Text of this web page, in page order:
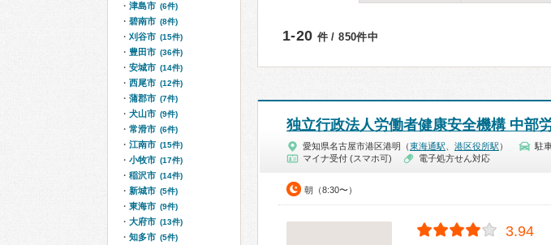
1-20 件 / 850件中
独立行政法人労働者健康安全機構 中部
愛知県名古屋市港区港明（東海通駅 港区役所駅 ） 駐
マイナ受付 (スマホ可)
電子処方せん対応
朝（8:30〜）
3.94
津島市 (6件)
碧南市 (8件)
刈谷市 (15件)
豊田市 (36件)
安城市 (14件)
西尾市 (12件)
蒲郡市 (7件)
犬山市 (9件)
常滑市 (6件)
江南市 (15件)
小牧市 (17件)
稲沢市 (14件)
新城市 (5件)
東海市 (9件)
大府市 (13件)
知多市 (5件)